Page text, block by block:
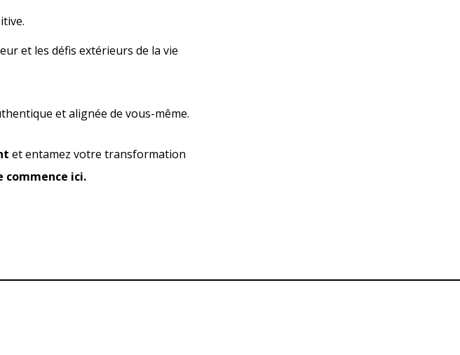
et les défis extérieurs de la vie
et alignée de vous-même.
et entamez votre transformation
commence ici.